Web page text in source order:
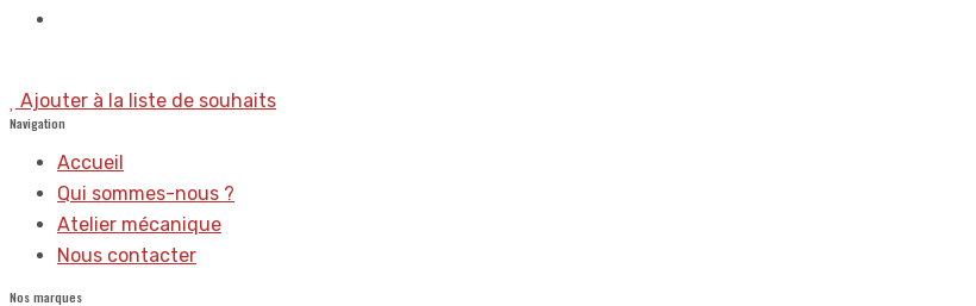
Ajouter à la liste de souhaits
Navigation
Accueil
Qui sommes-nous ?
Atelier mécanique
Nous contacter
Nos marques